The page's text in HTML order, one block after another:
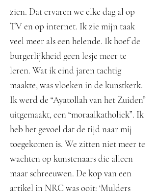
zien. Dat ervaren we elke dag al op
TV en op internet. Ik zie mijn taak
veel meer als een helende. Ik hoef de
burgerlijkheid geen lesje meer te
leren. Wat ik eind jaren tachtig
maakte, was vloeken in de kunstkerk.
Ik werd de “Ayatollah van het Zuiden”
uitgemaakt, een “moraalkatholiek”. Ik
heb het gevoel dat de tijd naar mij
toegekomen is. We zitten niet meer te
wachten op kunstenaars die alleen
maar schreeuwen. De kop van een
artikel in NRC was ooit: ‘Mulders